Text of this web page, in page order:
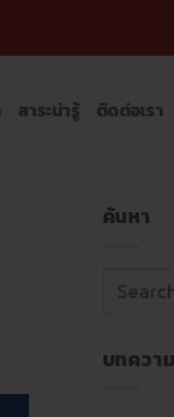
สาระน่ารู้ ติดต่อเรา
ค้นหา
บทควา